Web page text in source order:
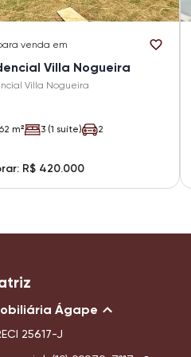
venda em
Villa Nogueira
Villa Nogueira
m² 3 (1 suíte) 2
R$ 420.000
Ágape
25617-J